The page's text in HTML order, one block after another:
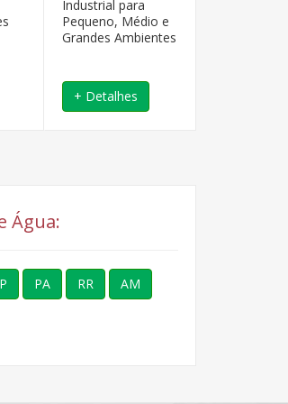
Industrial para
Pequeno, Médio e
Grandes Ambientes
+ Detalhes
Água:
PA RR AM